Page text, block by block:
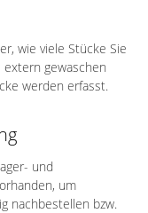
wie viele Stücke Sie
extern gewaschen
werden erfasst.
und
um
nachbestellen bzw.